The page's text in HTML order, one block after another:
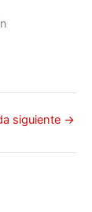
siguiente →